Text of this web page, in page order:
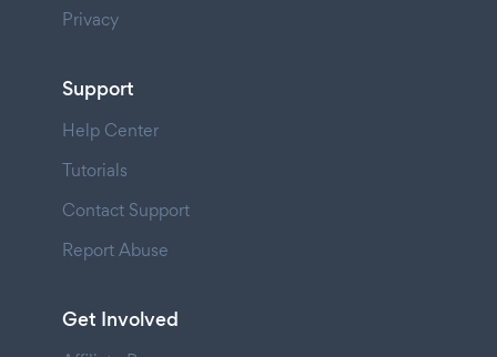
Privacy
Support
Help Center
Tutorials
Contact Support
Report Abuse
Get Involved